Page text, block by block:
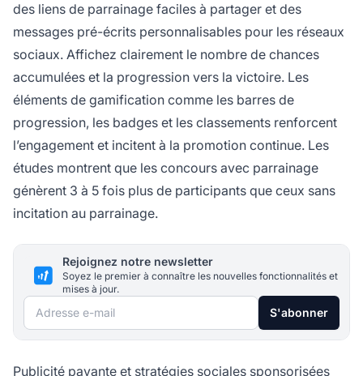
des liens de parrainage faciles à partager et des
messages pré-écrits personnalisables pour les réseaux
sociaux. Affichez clairement le nombre de chances
accumulées et la progression vers la victoire. Les
éléments de gamification comme les barres de
progression, les badges et les classements renforcent
l’engagement et incitent à la promotion continue. Les
études montrent que les concours avec parrainage
génèrent 3 à 5 fois plus de participants que ceux sans
incitation au parrainage.
Rejoignez notre newsletter
Soyez le premier à connaître les nouvelles fonctionnalités et
mises à jour.
Adresse e-mail S'abonner
Publicité payante et stratégies sociales sponsorisées